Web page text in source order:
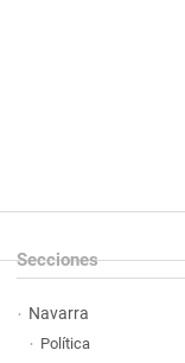
Secciones
Navarra
Política